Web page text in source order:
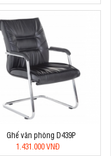
Ghế văn phòng D439P
1.431.000 VNĐ